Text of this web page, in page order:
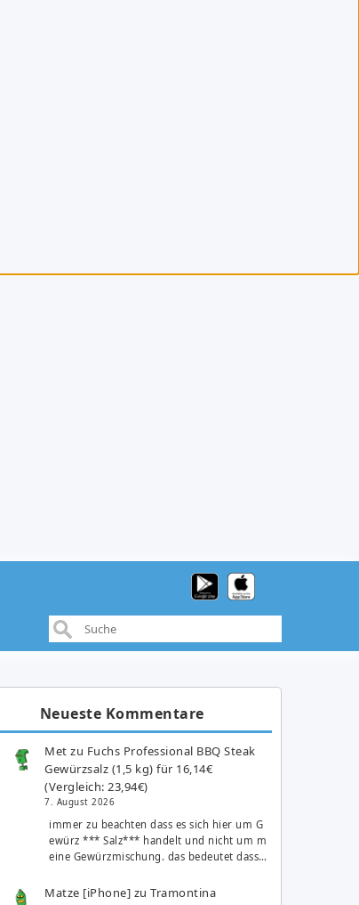
Neueste Kommentare
Met zu Fuchs Professional BBQ Steak
Gewürzsalz (1,5 kg) für 16,14€
(Vergleich: 23,94€)
7. August 2026
immer zu beachten dass es sich hier um G
ewürz *** Salz*** handelt und nicht um m
eine Gewürzmischung. das bedeutet dass…
Matze [iPhone] zuTramontina